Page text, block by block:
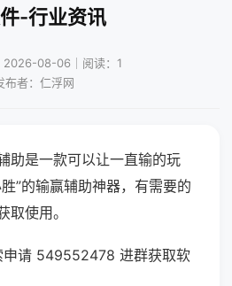
-行业资讯
2026-08-06｜阅读：1
布者：仁浮网
助是一款可以让一直输的玩
”的输赢辅助神器，有需要的
取使用。
申请 549552478 进群获取软